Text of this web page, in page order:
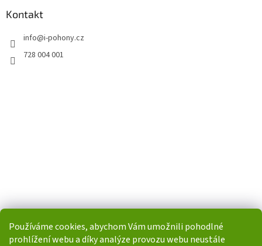
Používáme cookies, abychom Vám umožnili pohodlné
prohlížení webu a díky analýze provozu webu neustále
Kontakt
info@i-pohony.cz
728 004 001